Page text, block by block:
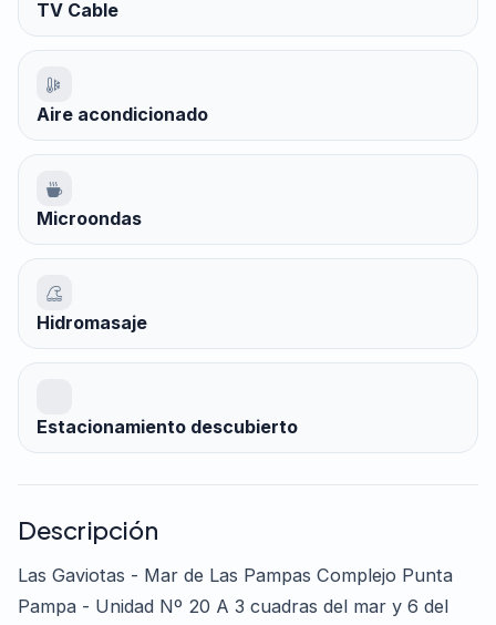
TV Cable
Aire acondicionado
Microondas
Hidromasaje
Estacionamiento descubierto
Descripción
Las Gaviotas - Mar de Las Pampas Complejo Punta
Pampa - Unidad Nº 20 A 3 cuadras del mar y 6 del